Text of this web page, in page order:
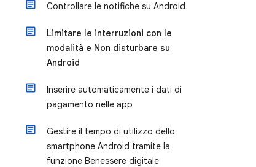
Controllare le notifiche su Android
Limitare le interruzioni con le
modalità e Non disturbare su
Android
Inserire automaticamente i dati di
pagamento nelle app
Gestire il tempo di utilizzo dello
smartphone Android tramite la
funzione Benessere digitale